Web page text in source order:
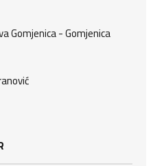
Gomjenica - Gomjenica